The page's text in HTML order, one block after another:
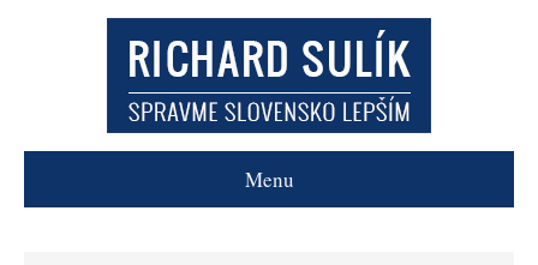
Menu